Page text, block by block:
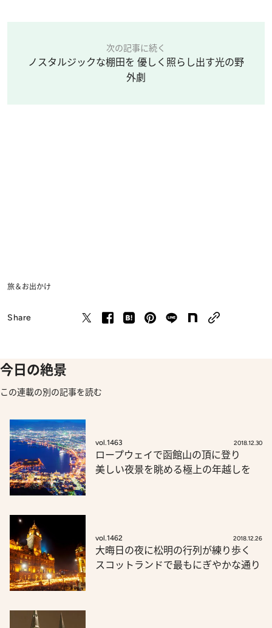
次の記事に続く
ノスタルジックな棚田を 優しく照らし出す光の野
外劇
旅＆お出かけ
Share
今日の絶景
この連載の別の記事を読む
vol.1463 2018.12.30
ロープウェイで函館山の頂に登り
美しい夜景を眺める極上の年越しを
vol.1462 2018.12.26
大晦日の夜に松明の行列が練り歩く
スコットランドで最もにぎやかな通り